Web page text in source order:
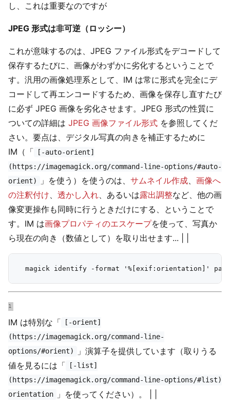
し、これは重要なのですが
JPEG 形式は非可逆（ロッシー）
これが意味するのは、JPEG ファイル形式をデコードして
保存するたびに、画像がわずかに劣化するということで
す。汎用の画像処理系として、IM は常に形式を完全にデ
コードして再エンコードするため、画像を保存し直すたび
に必ず JPEG 画像を劣化させます。JPEG 形式の性質に
ついての詳細は JPEG 画像ファイル形式 を参照してくだ
さい。要点は、デジタル写真の向きを補正するために
IM（「
[-auto-orient]
(https://imagemagick.org/command-line-options/#auto-
orient)
」を使う）を使うのは、 サムネイル作成、 画像へ
の注釈付け、 透かし入れ、あるいは露出調整など、他の画
像変更操作も同時に行うときだけにする、ということで
す。IM は画像プロパティのエスケープを使って、写真か
ら現在の向き（数値として）を取り出せます... | |
IM は特別な「
[-orient]
(https://imagemagick.org/command-line-
options/#orient)
」演算子を提供しています（取りうる
値を見るには「
[-list]
(https://imagemagick.org/command-line-options/#list)
orientation
」を使ってください）。 | |